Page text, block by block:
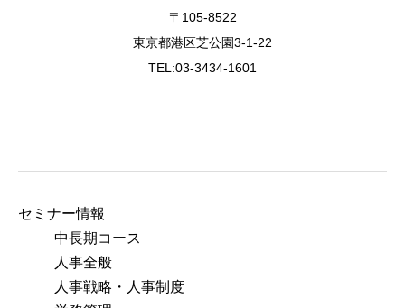
〒105-8522
東京都港区芝公園3-1-22
TEL:03-3434-1601
セミナー情報
中長期コース
人事全般
人事戦略・人事制度